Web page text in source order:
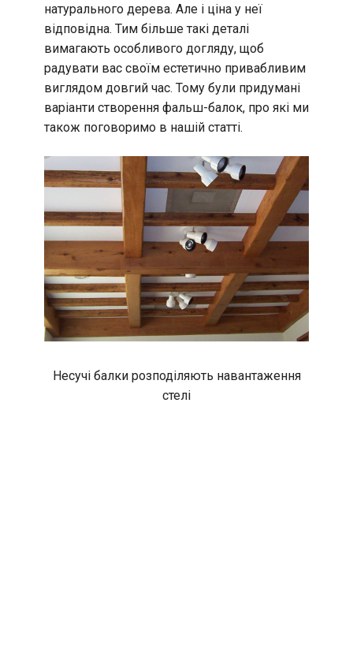
натурального дерева. Але і ціна у неї
відповідна. Тим більше такі деталі
вимагають особливого догляду, щоб
радувати вас своїм естетично привабливим
виглядом довгий час. Тому були придумані
варіанти створення фальш-балок, про які ми
також поговоримо в нашій статті.
Несучі балки розподіляють навантаження
стелі